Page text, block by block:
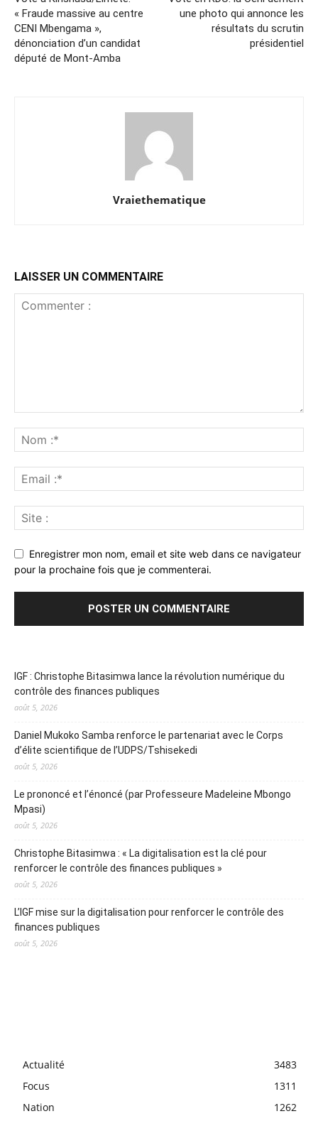
« Fraude massive au centre
CENI Mbengama »,
dénonciation d’un candidat
député de Mont-Amba
une photo qui annonce les
résultats du scrutin
présidentiel
Vraiethematique
LAISSER UN COMMENTAIRE
Enregistrer mon nom, email et site web dans ce navigateur
pour la prochaine fois que je commenterai.
IGF : Christophe Bitasimwa lance la révolution numérique du
contrôle des finances publiques
août 5, 2026
Daniel Mukoko Samba renforce le partenariat avec le Corps
d’élite scientifique de l’UDPS/Tshisekedi
août 5, 2026
Le prononcé et l’énoncé (par Professeure Madeleine Mbongo
Mpasi)
août 5, 2026
Christophe Bitasimwa : « La digitalisation est la clé pour
renforcer le contrôle des finances publiques »
août 5, 2026
L’IGF mise sur la digitalisation pour renforcer le contrôle des
finances publiques
août 5, 2026
Actualité
3483
Focus
1311
Nation
1262